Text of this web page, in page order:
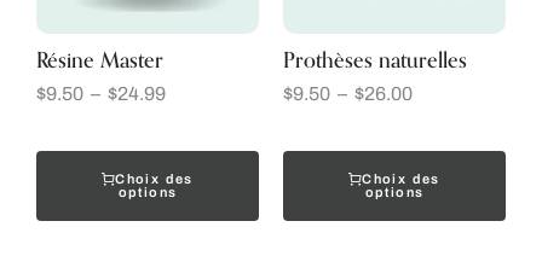
Résine Master
$9.50 – $24.99
Choix des
options
Prothèses naturelles
$9.50 – $26.00
Choix des
options